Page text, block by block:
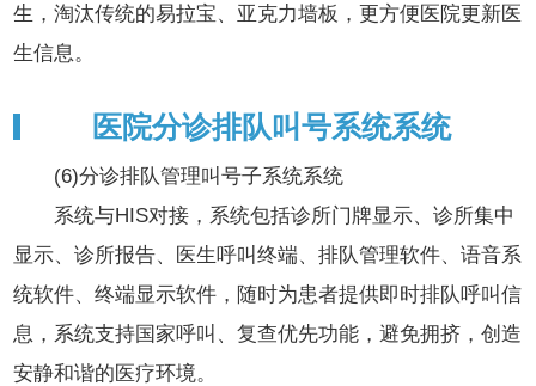
生，淘汰传统的易拉宝、亚克力墙板，更方便医院更新医
生信息。
医院分诊排队叫号系统系统
(6)分诊排队管理叫号子系统系统
系统与HIS对接，系统包括诊所门牌显示、诊所集中
显示、诊所报告、医生呼叫终端、排队管理软件、语音系
统软件、终端显示软件，随时为患者提供即时排队呼叫信
息，系统支持国家呼叫、复查优先功能，避免拥挤，创造
安静和谐的医疗环境。